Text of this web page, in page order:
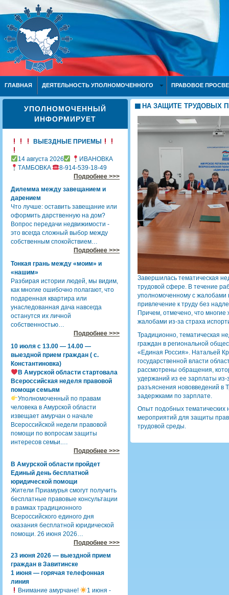
ГЛАВНАЯ ДЕЯТЕЛЬНОСТЬ УПОЛНОМОЧЕННОГО ПРАВОВОЕ
УПОЛНОМОЧЕННЫЙ
ИНФОРМИРУЕТ
ВЫЕЗДНЫЕ ПРИЕМЫ
14 августа 2026
ИВАНОВКА
ТАМБОВКА
8-914-539-18-49
Подробнее >>>
Дилемма между завещанием и
дарением
Что лучше: оставить завещание или
оформить дарственную на дом?
Вопрос передачи недвижимости -
это всегда сложный выбор между
собственным спокойствием…
Подробнее >>>
Тонкая грань между «моим» и
«нашим»
Разбирая истории людей, мы видим,
как многие ошибочно полагают, что
подаренная квартира или
унаследованная дача навсегда
останутся их личной
собственностью…
Подробнее >>>
10 июля с 13.00 — 14.00 —
выездной прием граждан ( с.
Константиновка)
В Амурской области стартовала
Всероссийская неделя правовой
помощи семьям
Уполномоченный по правам
человека в Амурской области
извещает амурчан о начале
Всероссийской недели правовой
помощи по вопросам защиты
интересов семьи.…
Подробнее >>>
В Амурской области пройдет
Единый день бесплатной
юридической помощи
Жители Приамурья смогут получить
бесплатные правовые консультации
в рамках традиционного
Всероссийского единого дня
оказания бесплатной юридической
помощи. 26 июня 2026…
Подробнее >>>
23 июня 2026 — выездной прием
граждан в Завитинске
1 июня — горячая телефонная
линия
Внимание амурчане!
1 июня -
НА ЗАЩИТЕ ТРУДОВЫХ
Завершилась тематическая
трудовой сфере. В течение
уполномоченному с жалобами
привлечение к труду без
Причем, отмечено, что
жалобами из-за страха
Традиционно, тематическая
граждан в региональной
«Единая Россия». Натальей
государственной власти
рассмотрены обращения,
удержаний из ее зарплаты из-
разъяснения нововведений в
задержками по зарплате.
Опыт подобных тематических
мероприятий для защиты
трудовой среды.